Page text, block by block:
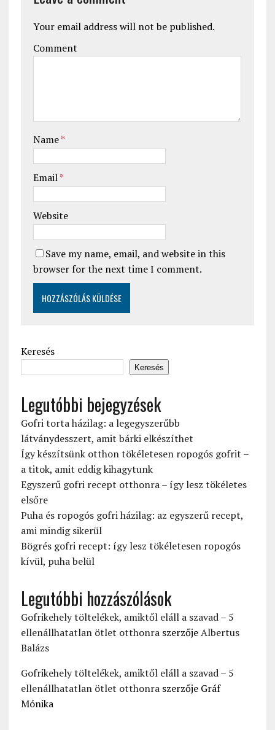
Your email address will not be published.
Comment
Name*
Email*
Website
Save my name, email, and website in this
browser for the next time I comment.
Keresés
Keresés
Legutóbbi bejegyzések
Gofri torta házilag: a legegyszerűbb
látványdesszert, amit bárki elkészíthet
Így készítsünk otthon tökéletesen ropogós gofrit –
a titok, amit eddig kihagytunk
Egyszerű gofri recept otthonra – így lesz tökéletes
elsőre
Puha és ropogós gofri házilag: az egyszerű recept,
ami mindig sikerül
Bögrés gofri recept: így lesz tökéletesen ropogós
kívül, puha belül
Legutóbbi hozzászólások
Gofrikehely töltelékek, amiktől eláll a szavad – 5
ellenállhatatlan ötlet otthonraszerzőjeAlbertus
Balázs
Gofrikehely töltelékek, amiktől eláll a szavad – 5
ellenállhatatlan ötlet otthonraszerzője Gráf
Mónika